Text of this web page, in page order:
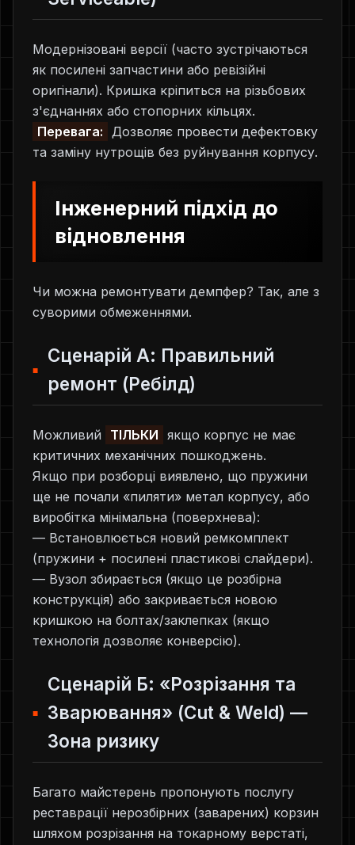
Модернізовані версії (часто зустрічаються
як посилені запчастини або ревізійні
оригінали). Кришка кріпиться на різьбових
з'єднаннях або стопорних кільцях.
Перевага: Дозволяє провести дефектовку
та заміну нутрощів без руйнування корпусу.
Інженерний підхід до
відновлення
Чи можна ремонтувати демпфер? Так, але з
суворими обмеженнями.
Сценарій А: Правильний
ремонт (Ребілд)
Можливий ТІЛЬКИ якщо корпус не має
критичних механічних пошкоджень.
Якщо при розборці виявлено, що пружини
ще не почали «пиляти» метал корпусу, або
виробітка мінімальна (поверхнева):
— Встановлюється новий ремкомплект
(пружини + посилені пластикові слайдери).
— Вузол збирається (якщо це розбірна
конструкція) або закривається новою
кришкою на болтах/заклепках (якщо
технологія дозволяє конверсію).
Сценарій Б: «Розрізання та
Зварювання» (Cut & Weld) —
Зона ризику
Багато майстерень пропонують послугу
реставрації нерозбірних (заварених) корзин
шляхом розрізання на токарному верстаті,